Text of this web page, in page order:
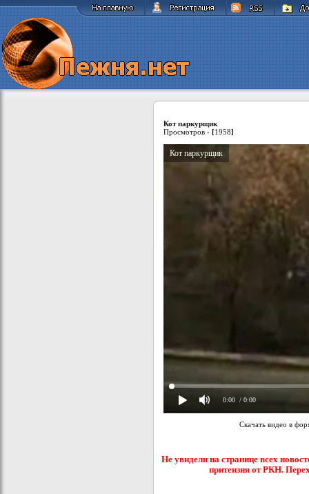
Кот паркурщик
Просмотров - [1958]
Кот паркурщик
0:00 / 0:00
Скачать видео в
Не увидели на странице всех
притензия от РКН.